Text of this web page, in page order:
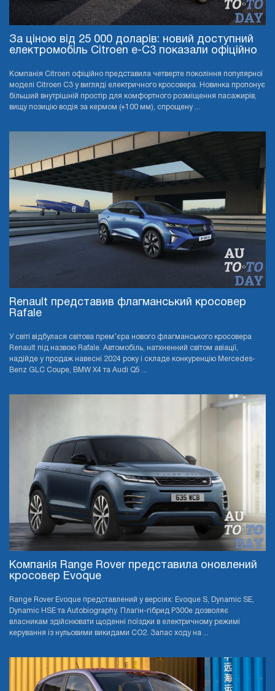
За ціною від 25 000 доларів: новий доступний
електромобіль Citroen e-C3 показали офіційно
Компанія Citroen офіційно представила четверте покоління популярної
моделі Citroen C3 у вигляді електричного кросовера. Новинка пропонує
більший внутрішній простір для комфортного розміщення пасажирів,
вищу позицію водія за кермом (+100 мм), спрощену ...
Renault представив флагманський кросовер
Rafale
У світі відбулася світова прем’єра нового флагманського кросовера
Renault під назвою Rafale. Автомобіль, натхненний світом авіації,
надійде у продаж навесні 2024 року і складе конкуренцію Mercedes-
Benz GLC Coupe, BMW X4 та Audi Q5 ...
Компанія Range Rover представила оновлений
кросовер Evoque
Range Rover Evoque представлений у версіях: Evoque S, Dynamic SE,
Dynamic HSE та Autobiography. Плагін-гібрид P300e дозволяє
власникам здійснювати щоденні поїздки в електричному режимі
керування із нульовими викидами CO2. Запас ходу на ...